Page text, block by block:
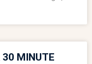
30 MINUTE